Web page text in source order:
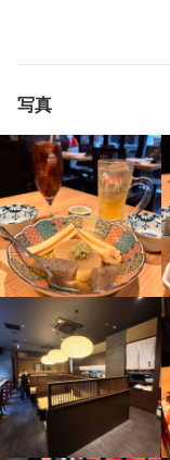
定番の大根はもちろ
卵といった、ちょっ
おでん以外にも、天
を幅広くご提供して
【日本酒は常時豊富
当店では、約55種類
新政や黒龍といった
りのおでんとの相性
日比谷という立地柄
す。
どなたにも満足して
本酒を幅広く揃えて
【モダンで洗練された
写真
これまでに培ってき
面接では、どんな仕
たいことなど、率直
身に付くスキル
出店開業ノウハウ 店舗運
応募資格
歓迎スキル・経験
店長経験者優遇、サ
（業態不問、経験が
対象となる資格です。
・食品衛生責任者
・防火管理者
働きながら専門知識
ができます。
【あなたの経験を活
これまでに培ってき
ください。
面接では、どんな仕
たいことなど、率直
身に付くスキル
これまでに培ってき
面接では、どんな仕
たいことなど、率直
身に付くスキル
出店開業ノウハウ 店舗運
応募資格
歓迎スキル・経験
調理経験がある方歓
（業態不問、経験が
・ソムリエ資格
・防火管理者
働きながら専門知識
ができます。
【あなたの経験を活
これまでに培ってき
ください。
面接では、どんな仕
たいことなど、率直
身に付くスキル
包丁さばき 盛り付け技術
応募資格
歓迎スキル・経験
店長経験者優遇
（業態不問、経験が
求める人物像
こんな方は必見
・好待遇に魅力を感
当店では、一人ひと
けるよう、サポート体
か。
ご応募を心よりお待
店名
おでんと魚料理と日
勤務地
東京都千代田区有楽
ここまで読んでいた
当店では、一人ひと
けるよう、サポート
ぜひ私たちの仲間と
か。
ご応募を心よりお待
店名
おでんと魚料理と日
勤務地